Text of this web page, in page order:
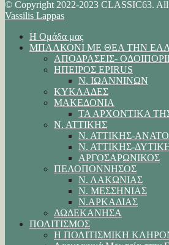
© Copyright 2022-2023 CLASSIC63. All
Vassilis Lappas
Η Ομάδα μας
ΜΠΑΛΚΟΝΙ ΜΕ ΘΕΑ ΤΗΝ
ΑΠΟΔΡΑΣΕΙΣ-
ΗΠΕΙΡΟΣ EPIRUS
Ν. ΙΩΑΝΝΙΝΩΝ
ΚΥΚΛΑΔΕΣ
ΜΑΚΕΔΟΝΙΑ
ΤΑ ΑΡΧΟΝΤΙΚΑ
Ν. ΑΤΤΙΚΗΣ
Ν. ΑΤΤΙΚΗΣ-
Ν. ΑΤΤΙΚΗΣ-
ΑΡΓΟΣΑΡΩΝΙΚΟΣ
ΠΕΛΟΠΟΝΝΗΣΟΣ
Ν. ΛΑΚΩΝΙΑΣ
Ν. ΜΕΣΣΗΝΙΑΣ
Ν.ΑΡΚΑΔΙΑΣ
ΔΩΔΕΚΑΝΗΣΑ
ΠΟΛΙΤΙΣΜΟΣ
Η ΠΟΛΙΤΙΣΜΙΚΗ